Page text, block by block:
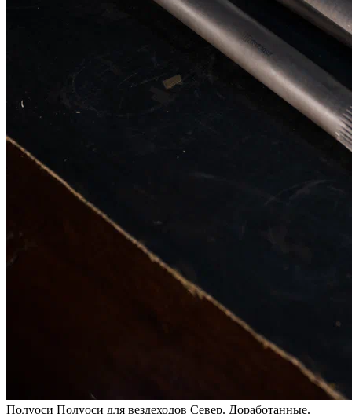
Полуоси Полуоси для вездеходов Север. Доработанные.